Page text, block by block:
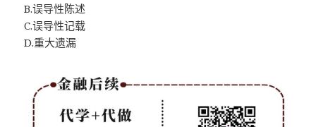
B.误导性陈述
C.误导性记载
D.重大遗漏